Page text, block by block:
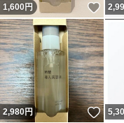
1,600円 い
2,980円 いい